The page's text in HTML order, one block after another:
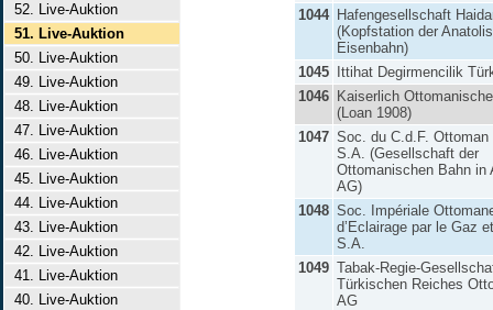
52. Live-Auktion
51. Live-Auktion
50. Live-Auktion
49. Live-Auktion
48. Live-Auktion
47. Live-Auktion
46. Live-Auktion
45. Live-Auktion
44. Live-Auktion
43. Live-Auktion
42. Live-Auktion
41. Live-Auktion
40. Live-Auktion
1044 Hafengesellschaft
(Kopfstation der
Eisenbahn)
1045
Ittihat Degirmencilik
1046 Kaiserlich
(Loan 1908)
1047 Soc. du C.d.F. Ottoman
S.A. (Gesellschaft der
Ottomanischen Bahn in
AG)
1048 Soc. Impériale
d’Eclairage par le Gaz
S.A.
1049 Tabak-Regie-
Türkischen Reiches
AG